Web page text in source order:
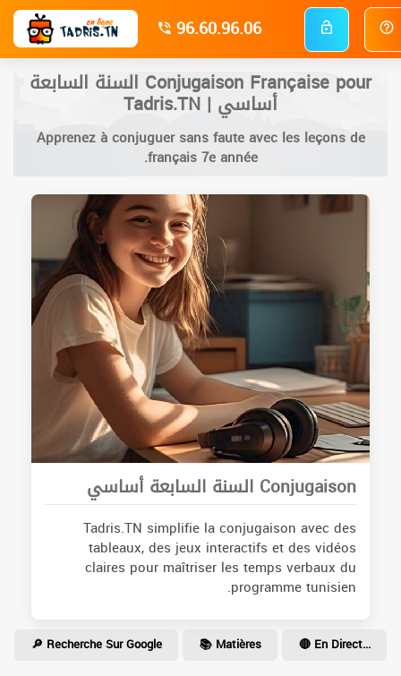
96.60.96.06
Conjugaison Française pour السنة السابعة
أساسي | Tadris.TN
Apprenez à conjuguer sans faute avec les leçons de
français 7e année.
Conjugaison السنة السابعة أساسي
Tadris.TN simplifie la conjugaison avec des
tableaux, des jeux interactifs et des vidéos
claires pour maîtriser les temps verbaux du
programme tunisien.
🔎 Recherche Sur Google 📚 Matières 🔴 En Direct...